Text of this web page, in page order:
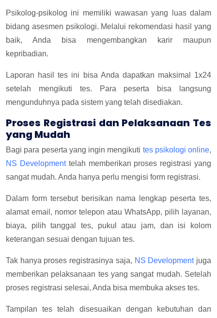
Psikolog-psikolog ini memiliki wawasan yang luas dalam
bidang asesmen psikologi. Melalui rekomendasi hasil yang
baik, Anda bisa mengembangkan karir maupun
kepribadian.
Laporan hasil tes ini bisa Anda dapatkan maksimal 1x24
setelah mengikuti tes. Para peserta bisa langsung
mengunduhnya pada sistem yang telah disediakan.
Proses Registrasi dan Pelaksanaan Tes
yang Mudah
Bagi para peserta yang ingin mengikuti tes psikologi online,
NS Developmenttelah memberikan proses registrasi yang
sangat mudah. Anda hanya perlu mengisi form registrasi.
Dalam form tersebut berisikan nama lengkap peserta tes,
alamat email, nomor telepon atau WhatsApp, pilih layanan,
biaya, pilih tanggal tes, pukul atau jam, dan isi kolom
keterangan sesuai dengan tujuan tes.
Tak hanya proses registrasinya saja, NS Developmentjuga
memberikan pelaksanaan tes yang sangat mudah. Setelah
proses registrasi selesai, Anda bisa membuka akses tes.
Tampilan tes telah disesuaikan dengan kebutuhan dan